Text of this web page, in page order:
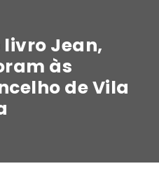
livro Jean,
às
de Vila